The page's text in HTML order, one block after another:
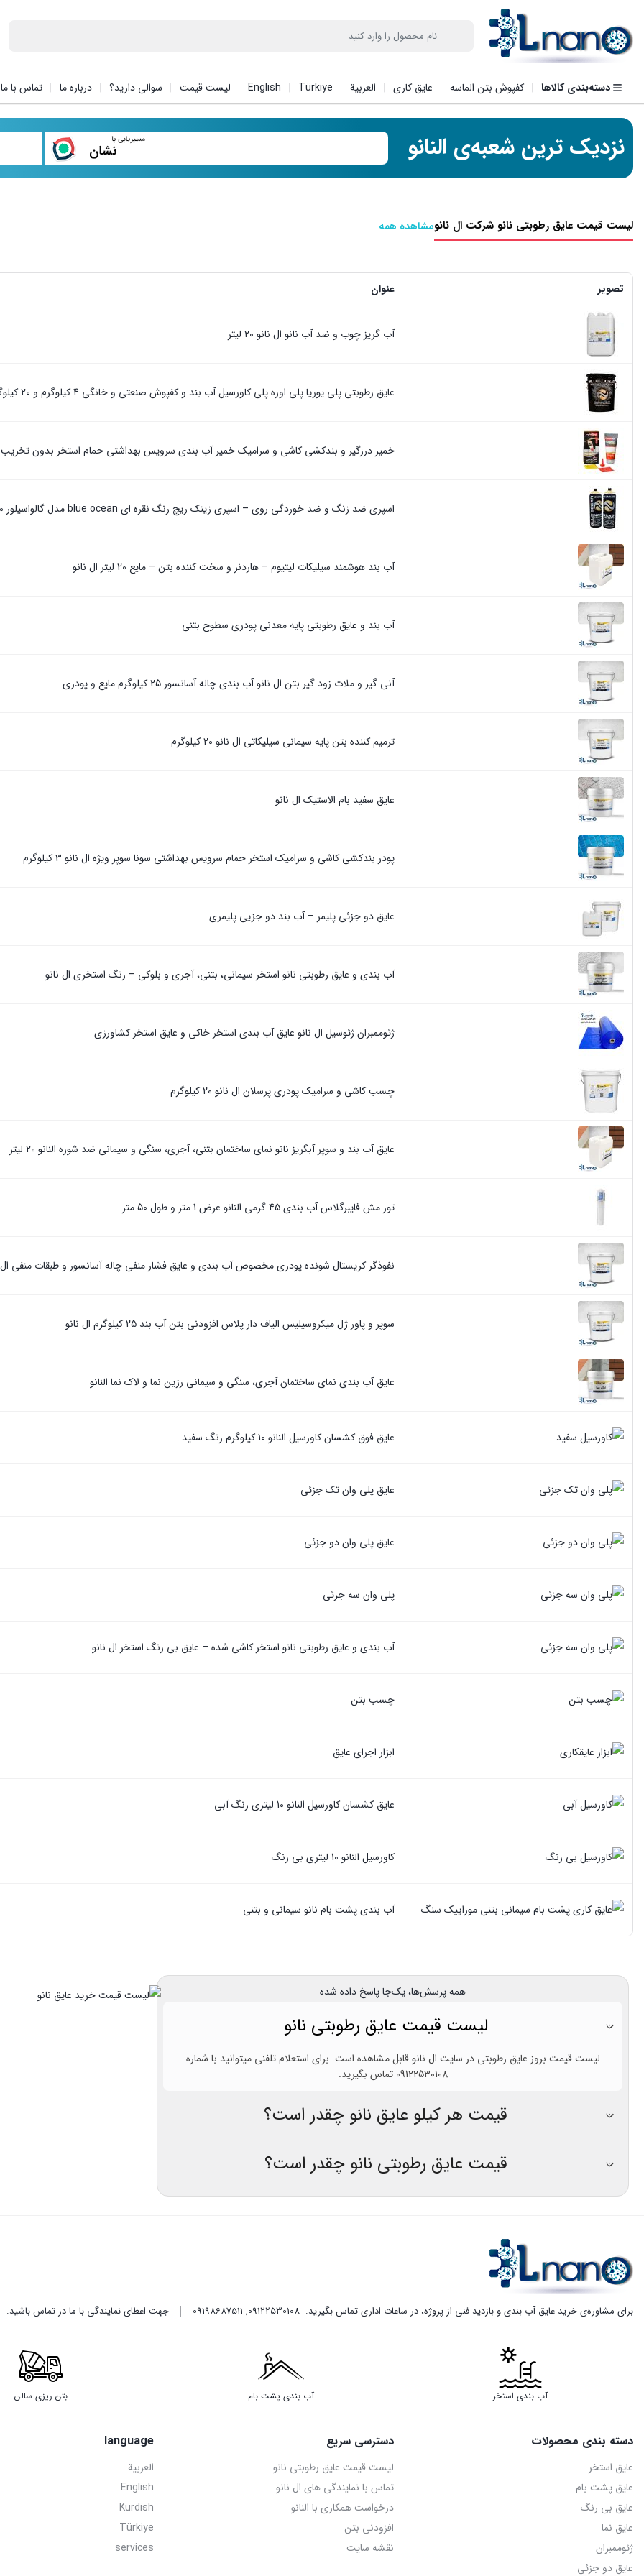
دسته‌بندی کالاها کفپوش بتن الماسه عایق کاری العربیة Türkiye
English لیست قیمت سوالی دارید؟ درباره ما تماس با ما
نزدیک ترین شعبه‌ی النانو
لیست قیمت عایق رطوبتی نانو شرکت ال نانومشاهده همه
تصویر عنوان
آب گریز چوب و ضد آب نانو ال نانو 20 لیتر
عایق رطوبتی پلی یوریا پلی اوره پلی کاورسیل آب بند و کفپوش صنعتی و خانگی 4 کیلوگرم و 20 کیلوگرم
خمیر درزگیر و بندکشی کاشی و سرامیک خمیر آب بندی سرویس بهداشتی حمام استخر بدون تخریب ال نانو تیوپ
اسپری ضد زنگ و ضد خوردگی روی – اسپری زینک ریچ رنگ نقره ای blue ocean مدل گالواسیلور 500 میلی‌لیتر
آب بند هوشمند سیلیکات لیتیوم – هاردنر و سخت کننده بتن – مایع 20 لیتر ال نانو
آب بند و عایق رطوبتی پایه معدنی پودری سطوح بتنی
آنی گیر و ملات زود گیر بتن ال نانو آب بندی چاله آسانسور 25 کیلوگرم مایع و پودری
ترمیم کننده بتن پایه سیمانی سیلیکاتی ال نانو 20 کیلوگرم
عایق سفید بام الاستیک ال نانو
پودر بندکشی کاشی و سرامیک استخر حمام سرویس بهداشتی سونا سوپر ویژه ال نانو 3 کیلوگرم
عایق دو جزئی پلیمر – آب بند دو جزیی پلیمری
آب بندی و عایق رطوبتی نانو استخر سیمانی، بتنی، آجری و بلوکی – رنگ استخری ال نانو
ژئوممبران ژئوسیل ال نانو عایق آب بندی استخر خاکی و عایق استخر کشاورزی
چسب کاشی و سرامیک پودری پرسلان ال نانو 20 کیلوگرم
عایق آب بند و سوپر آبگریز نانو نمای ساختمان بتنی، آجری، سنگی و سیمانی ضد شوره النانو 20 لیتر
تور مش فایبرگلاس آب بندی 45 گرمی النانو عرض 1 متر و طول 50 متر
نفوذگر کریستال شونده پودری مخصوص آب بندی و عایق فشار منفی چاله آسانسور و طبقات منفی ال نانو 25
سوپر و پاور ژل میکروسیلیس الیاف دار پلاس افزودنی بتن آب بند 25 کیلوگرم ال نانو
عایق آب بندی نمای ساختمان آجری، سنگی و سیمانی رزین نما و لاک نما النانو
عایق فوق کشسان کاورسیل النانو 10 کیلوگرم رنگ سفید
عایق پلی وان تک جزئی
عایق پلی وان دو جزئی
پلی وان سه جزئی
آب بندی و عایق رطوبتی نانو استخر کاشی شده – عایق بی رنگ استخر ال نانو
چسب بتن
ابزار اجرای عایق
عایق کشسان کاورسیل النانو 10 لیتری رنگ آبی
کاورسیل النانو 10 لیتری بی رنگ
آب بندی پشت بام نانو سیمانی و بتنی
همه پرسش‌ها، یک‌جا پاسخ داده شده
لیست قیمت عایق رطوبتی نانو
لیست قیمت بروز عایق رطوبتی در سایت ال نانو قابل مشاهده است. برای استعلام تلفنی میتوانید با شماره
09122530108 تماس بگیرید.
قیمت هر کیلو عایق نانو چقدر است؟
قیمت عایق رطوبتی نانو چقدر است؟
برای مشاوره‌ی خرید عایق آب بندی و بازدید فنی از پروژه، در ساعات اداری تماس بگیرید. 09122530108
,
09198687511 جهت اعطای نمایندگی با ما در تماس باشید.
آب بندی استخر آب بندی پشت بام بتن ریزی سالن
دسته بندی محصولات
عایق استخر
عایق پشت بام
عایق بی رنگ
عایق نما
ژئوممبران
عایق دو جزئی
دسترسی سریع
لیست قیمت عایق رطوبتی نانو
تماس با نمایندگی های ال نانو
درخواست همکاری با النانو
افزودنی بتن
نقشه سایت
language
العربیة
English
Kurdish
Türkiye
services